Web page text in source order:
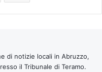
di notizie locali in Abruzzo,
il Tribunale di Teramo.